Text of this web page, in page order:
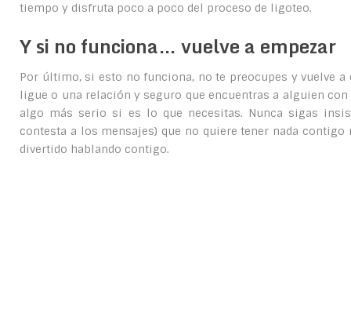
tiempo y disfruta poco a poco del proceso de ligoteo.
Y si no funciona… vuelve a empezar
Por último, si esto no funciona, no te preocupes y vuelve
ligue o una relación y seguro que encuentras a alguien
algo más serio si es lo que necesitas. Nunca sigas
contesta a los mensajes) que no quiere tener nada
divertido hablando contigo.